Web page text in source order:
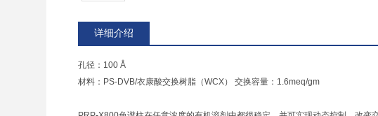
详细介绍
孔径：100 Å
材料：PS-DVB/衣康酸交换树脂（WCX） 交换容量：1.6meq/gm